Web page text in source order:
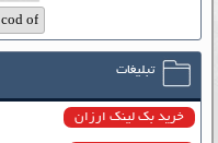
تبلیغات
خرید بک لینک ارزان